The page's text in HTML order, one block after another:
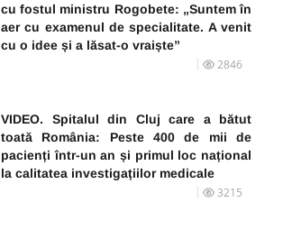
cu fostul ministru Rogobete: „Suntem în
aer cu examenul de specialitate. A venit
cu o idee și a lăsat-o vraiște”
2846
VIDEO. Spitalul din Cluj care a bătut
toată România: Peste 400 de mii de
pacienți într-un an și primul loc național
la calitatea investigațiilor medicale
3215